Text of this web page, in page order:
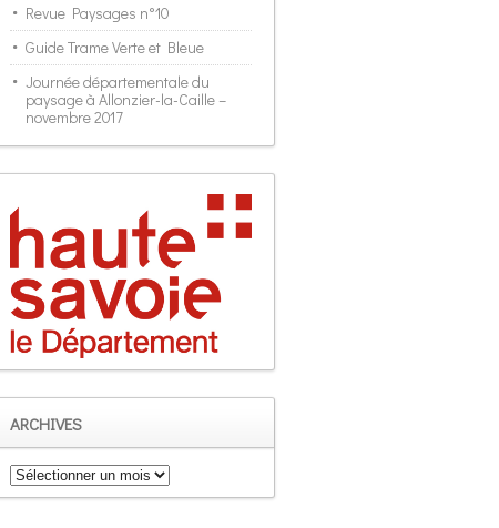
Revue Paysages n°10
Guide Trame Verte et Bleue
Journée départementale du
paysage à Allonzier-la-Caille –
novembre 2017
ARCHIVES
Archives